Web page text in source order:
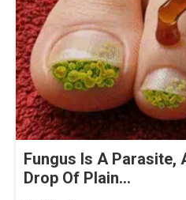
Fungus Is A Parasite,
Drop Of Plain...